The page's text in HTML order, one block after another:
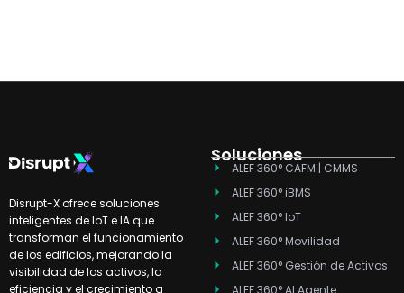
Disrupt-X ofrece soluciones
inteligentes de IoT e IA que
transforman el funcionamiento
de los edificios, mejorando la
visibilidad de los activos, la
eficiencia y el crecimiento a
Soluciones
ALEF 360° CAFM | CMMS
ALEF 360° iBMS
ALEF 360° IoT
ALEF 360° Movilidad
ALEF 360° Gestión de Activos
ALEF 360° AI Agente